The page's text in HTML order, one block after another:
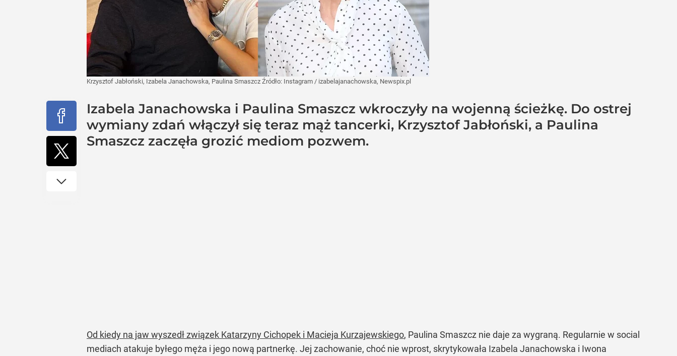
Krzysztof Jabłoński, Izabela Janachowska, Paulina Smaszcz Źródło: Instagram / izabelajanachowska, Newspix.pl
Izabela Janachowska i Paulina Smaszcz wkroczyły na wojenną ścieżkę. Do ostrej
wymiany zdań włączył się teraz mąż tancerki, Krzysztof Jabłoński, a Paulina
Smaszcz zaczęła grozić mediom pozwem.
Od kiedy na jaw wyszedł związek Katarzyny Cichopek i Macieja Kurzajewskiego, Paulina Smaszcz nie daje za wygraną. Regularnie w social
mediach atakuje byłego męża i jego nową partnerkę. Jej zachowanie, choć nie wprost, skrytykowała Izabela Janachowska i Iwona